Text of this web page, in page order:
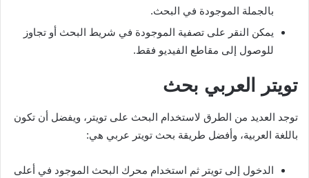
بالجملة الموجودة في البحث.
يمكن النقر على تصفية الموجودة في شريط البحث أو تجاوز
للوصول إلى مقاطع الفيديو فقط.
تويتر العربي بحث
توجد العديد من الطرق لاستخدام البحث على تويتر، ويفضل أن تكون
باللغة العربية، وأفضل طريقة بحث تويتر عربي هي:
الدخول إلى تويتر ثم استخدام محرك البحث الموجود في أعلى